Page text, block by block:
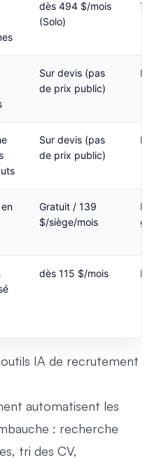
dès 494 $/mois
(Solo)
7
Sur devis (pas
de prix public)
Non
Sur devis (pas
de prix public)
Gratuit / 139
$/siège/mois
Plan
dès 115 $/mois Non
IA de recrutement
automatisent les
: recherche
tri des CV,